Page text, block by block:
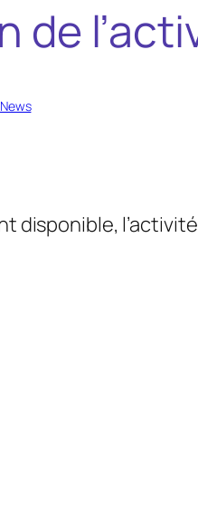
de
News
disponible,